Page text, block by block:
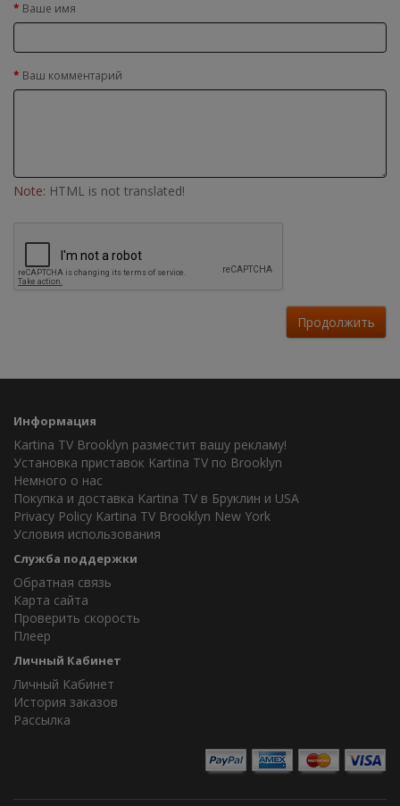
Ваше имя
Ваш комментарий
Note: HTML is not translated!
Продолжить
Информация
Kartina TV Brooklyn разместит вашу рекламу!
Установка приставок Kartina TV по Brooklyn
Немного о нас
Покупка и доставка Kartina TV в Бруклин и USA
Privacy Policy Kartina TV Brooklyn New York
Условия использования
Служба поддержки
Обратная связь
Карта сайта
Проверить скорость
Плеер
Личный Кабинет
Личный Кабинет
История заказов
Рассылка